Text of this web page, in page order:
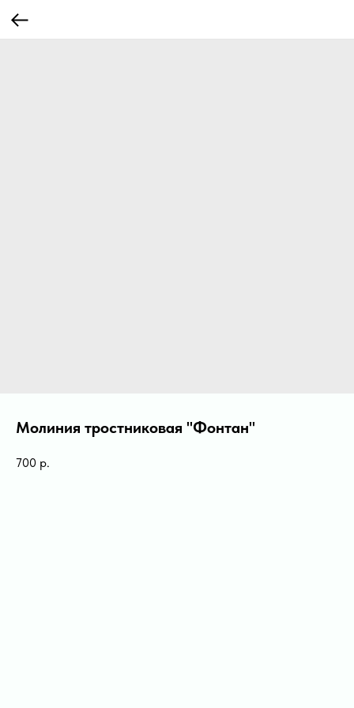
Молиния тростниковая "Фонтан"
700 р.